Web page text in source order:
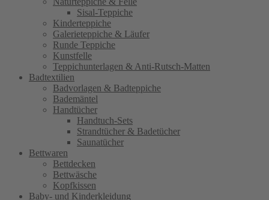
Sisal-Teppiche
Kinderteppiche
Galerieteppiche & Läufer
Runde Teppiche
Kunstfelle
Teppichunterlagen & Anti-Rutsch-Matten
Badtextilien
Badvorlagen & Badteppiche
Bademäntel
Handtücher
Handtuch-Sets
Strandtücher & Badetücher
Saunatücher
Bettwaren
Bettdecken
Bettwäsche
Kopfkissen
Baby- und Kinderkleidung